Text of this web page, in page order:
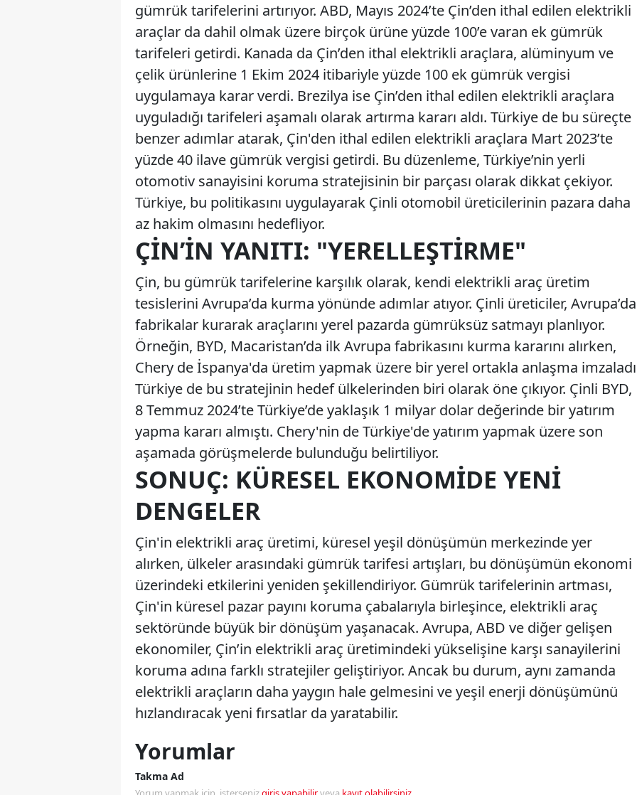
gümrük tarifelerini artırıyor. ABD, Mayıs 2024’te Çin’den ithal edilen elektrikli
araçlar da dahil olmak üzere birçok ürüne yüzde 100’e varan ek gümrük
tarifeleri getirdi. Kanada da Çin’den ithal elektrikli araçlara, alüminyum ve
çelik ürünlerine 1 Ekim 2024 itibariyle yüzde 100 ek gümrük vergisi
uygulamaya karar verdi. Brezilya ise Çin’den ithal edilen elektrikli araçlara
uyguladığı tarifeleri aşamalı olarak artırma kararı aldı. Türkiye de bu süreçte
benzer adımlar atarak, Çin'den ithal edilen elektrikli araçlara Mart 2023’te
yüzde 40 ilave gümrük vergisi getirdi. Bu düzenleme, Türkiye’nin yerli
otomotiv sanayisini koruma stratejisinin bir parçası olarak dikkat çekiyor.
Türkiye, bu politikasını uygulayarak Çinli otomobil üreticilerinin pazara daha
az hakim olmasını hedefliyor.
ÇIN’IN YANITI: "YERELLEŞTIRME"
Çin, bu gümrük tarifelerine karşılık olarak, kendi elektrikli araç üretim
tesislerini Avrupa’da kurma yönünde adımlar atıyor. Çinli üreticiler, Avrupa’da
fabrikalar kurarak araçlarını yerel pazarda gümrüksüz satmayı planlıyor.
Örneğin, BYD, Macaristan’da ilk Avrupa fabrikasını kurma kararını alırken,
Chery de İspanya'da üretim yapmak üzere bir yerel ortakla anlaşma
Türkiye de bu stratejinin hedef ülkelerinden biri olarak öne çıkıyor. Çinli BYD,
8 Temmuz 2024’te Türkiye’de yaklaşık 1 milyar dolar değerinde bir yatırım
yapma kararı almıştı. Chery'nin de Türkiye'de yatırım yapmak üzere son
aşamada görüşmelerde bulunduğu belirtiliyor.
SONUÇ: KÜRESEL EKONOMIDE YENI
DENGELER
Çin'in elektrikli araç üretimi, küresel yeşil dönüşümün merkezinde yer
alırken, ülkeler arasındaki gümrük tarifesi artışları, bu dönüşümün ekonomi
üzerindeki etkilerini yeniden şekillendiriyor. Gümrük tarifelerinin artması,
Çin'in küresel pazar payını koruma çabalarıyla birleşince, elektrikli araç
sektöründe büyük bir dönüşüm yaşanacak. Avrupa, ABD ve diğer gelişen
ekonomiler, Çin’in elektrikli araç üretimindeki yükselişine karşı sanayilerini
koruma adına farklı stratejiler geliştiriyor. Ancak bu durum, aynı zamanda
elektrikli araçların daha yaygın hale gelmesini ve yeşil enerji dönüşümünü
hızlandıracak yeni fırsatlar da yaratabilir.
Yorumlar
Takma Ad